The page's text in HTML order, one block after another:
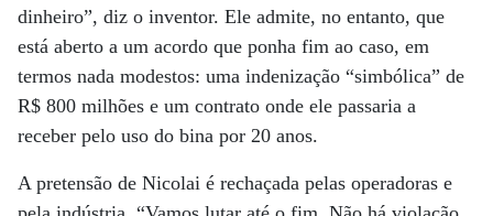
dinheiro”, diz o inventor. Ele admite, no entanto, que
está aberto a um acordo que ponha fim ao caso, em
termos nada modestos: uma indenização “simbólica” de
R$ 800 milhões e um contrato onde ele passaria a
receber pelo uso do bina por 20 anos.
A pretensão de Nicolai é rechaçada pelas operadoras e